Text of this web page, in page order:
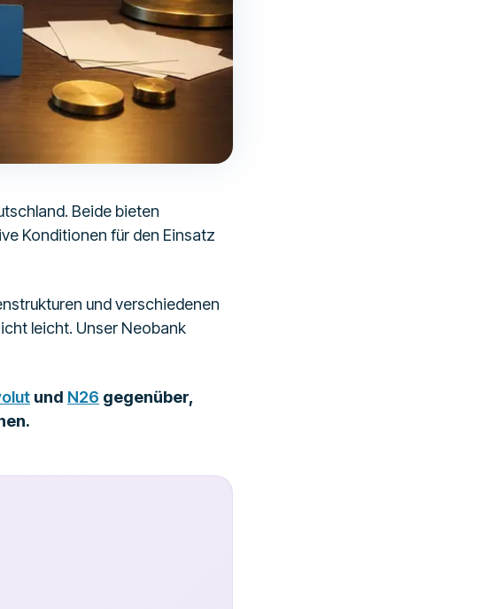
Beide bieten
Konditionen für den Einsatz
und verschiedenen
leicht. Unser Neobank
und N26 gegenüber,